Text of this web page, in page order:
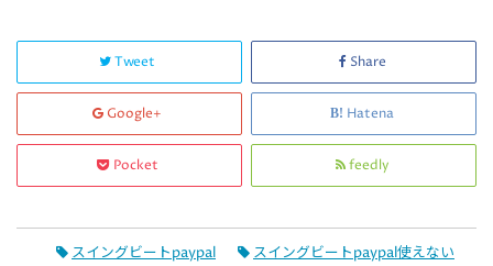
Tweet Share
Google+ Hatena
Pocket feedly
スイングビートpaypal
スイングビートpaypal使えない